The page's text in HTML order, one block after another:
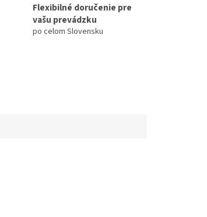
Flexibilné doručenie pre
vašu prevádzku
po celom Slovensku